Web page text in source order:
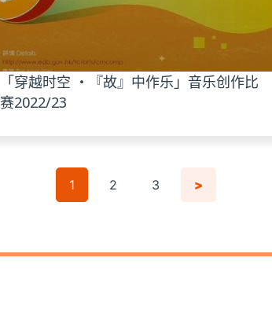
「穿越时空 ‧『故』中作乐」音乐创作比
赛2022/23
1 2 3 >